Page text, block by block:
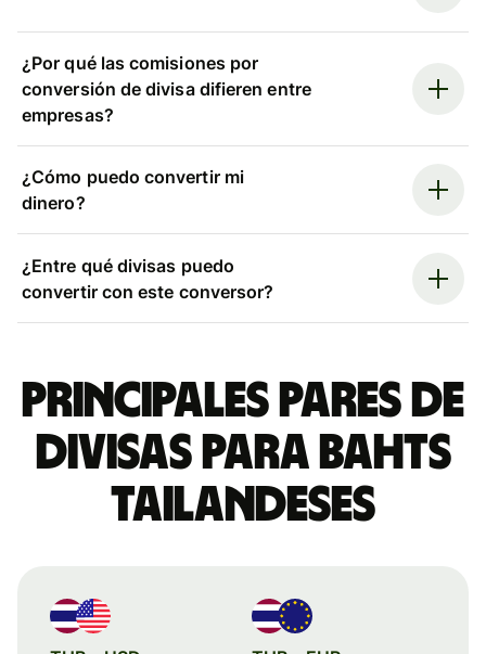
¿Por qué las comisiones por
conversión de divisa difieren entre
empresas?
¿Cómo puedo convertir mi
dinero?
¿Entre qué divisas puedo
convertir con este conversor?
Principales pares de
divisas para bahts
tailandeses